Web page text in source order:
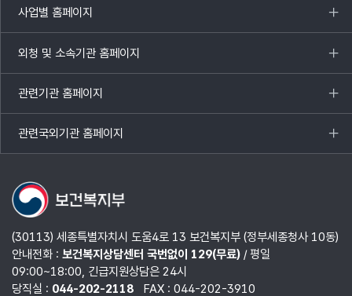
사업별 홈페이지
목록
열기
외청 및 소속기관 홈페이지
목록
열기
관련기관 홈페이지
목록
열기
관련국외기관 홈페이지
목록
열기
(30113) 세종특별자치시 도움4로 13 보건복지부 (정부세종청사 10동)
안내전화 : 보건복지상담센터 국번없이 129(무료)/ 평일
09:00~18:00, 긴급지원상담은 24시
당직실 : 044-202-2118 FAX : 044-202-3910